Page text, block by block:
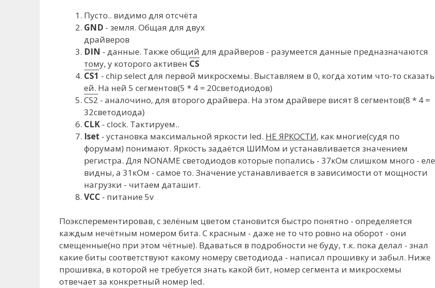
Пусто.. видимо для отсчёта
GND - земля. Общая для двух
драйверов
DIN - данные. Также общий для драйверов - разумеется данные предназначаются
тому, у которого активен CS
CS1 - chip select для первой микросхемы. Выставляем в 0, когда хотим что-то сказать
ей. На ней 5 сегментов(5 * 4 = 20светодиодов)
CS2 - аналочино, для второго драйвера. На этом драйвере висят 8 сегментов(8 * 4 =
32светодиода)
CLK - clock. Тактируем..
Iset - установка максимальной яркости led. НЕ ЯРКОСТИ, как многие(судя по
форумам) понимают. Яркость задаётся ШИМом и устанавливается значением
регистра. Для NONAME светодиодов которые попались - 37кОм слишком много - еле
видны, а 31кОм - самое то. Значение устанавливается в зависимости от мощности
нагрузки - читаем даташит.
VCC - питание 5v
Поэксперементировав, с зелёным цветом становится быстро понятно - определяется
каждым нечётным номером бита. С красным - даже не то что ровно на оборот - они
смещенные(но при этом чётные). Вдаваться в подробности не буду, т.к. пока делал - знал
какие биты соответствуют какому номеру светодиода - написал прошивку и забыл. Ниже
прошивка, в которой не требуется знать какой бит, номер сегмента и микросхемы
отвечает за конкретный номер led.